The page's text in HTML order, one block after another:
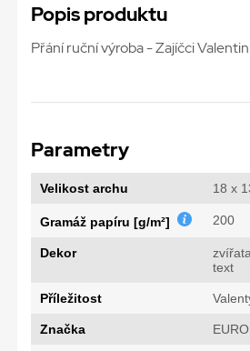
Popis produktu
Přání ruční výroba - Zajíčci Valentin
Parametry
Velikost archu 18 x
Gramáž papíru [g/m²] 200
Dekor
zvířata
text
Příležitost
Značka